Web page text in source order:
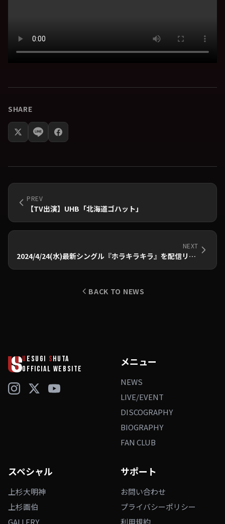
SHARE
PREV
【TV出演】UHB「北海道ゴハット」
NEXT
2024/4/24(水)最新シングル『ホラキラキラ』を配信リリース！
BACK TO NEWS
U ESUGI SHUTA
OFFICIAL WEBSITE
メニュー
NEWS
LIVE/EVENT
DISCOGRAPHY
BIOGRAPHY
FAN CLUB
スペシャル
上杉大明神
上杉画伯
サポート
お問い合わせ
プライバシーポリシー